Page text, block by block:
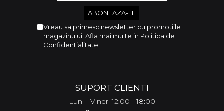
Vreau sa primesc newsletter cu promotiile
magazinului. Afla mai multe in Politica de
Confidentialitate
SUPORT CLIENTI
Luni - Vineri 12:00 - 18:00